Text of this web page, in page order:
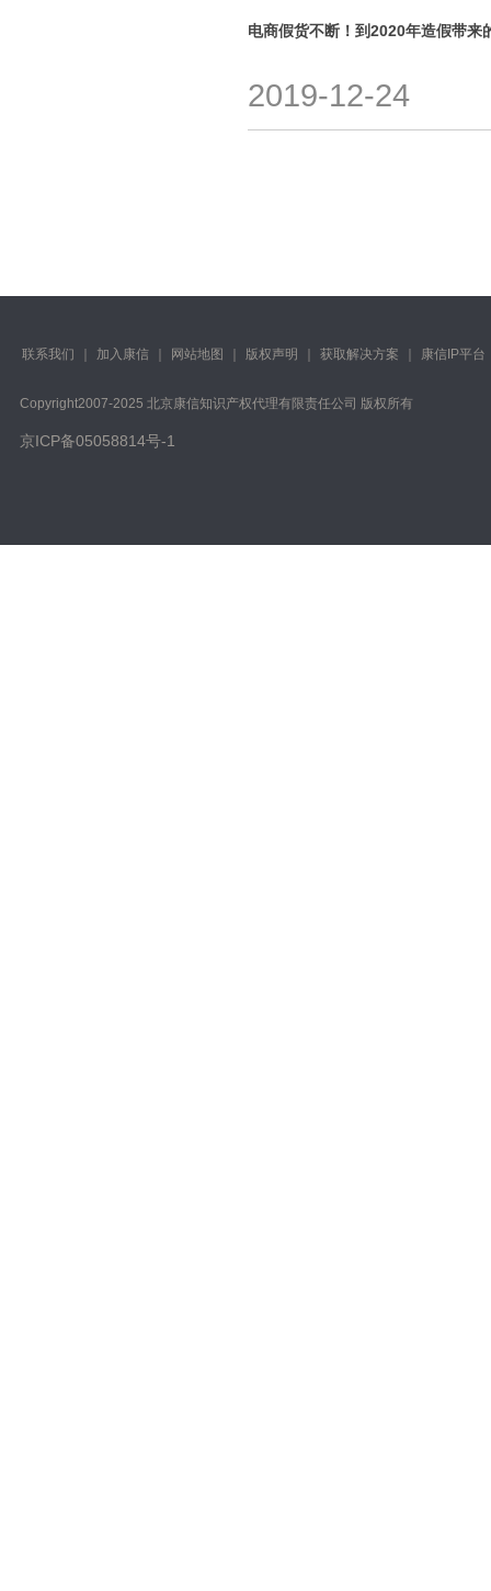
电商假货不断！到2020年造假带来
2019-12-24
联系我们 加入康信 网站地图 版权声明 获取解决方案 康信IP平台
Copyright️2007-2025 北京康信知识产权代理有限责任公司 版权所有
京ICP备05058814号-1